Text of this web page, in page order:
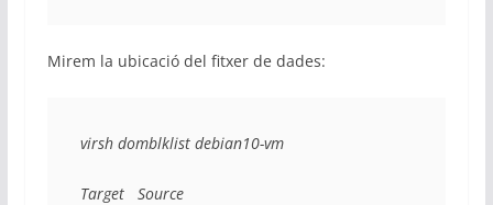
Mirem la ubicació del fitxer de dades:
virsh domblklist debian10-vm
Target   Source